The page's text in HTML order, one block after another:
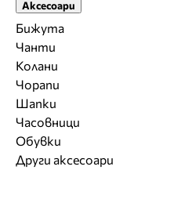
Аксесоари
Бижута
Чанти
Колани
Чорапи
Шапки
Часовници
Обувки
Други аксесоари